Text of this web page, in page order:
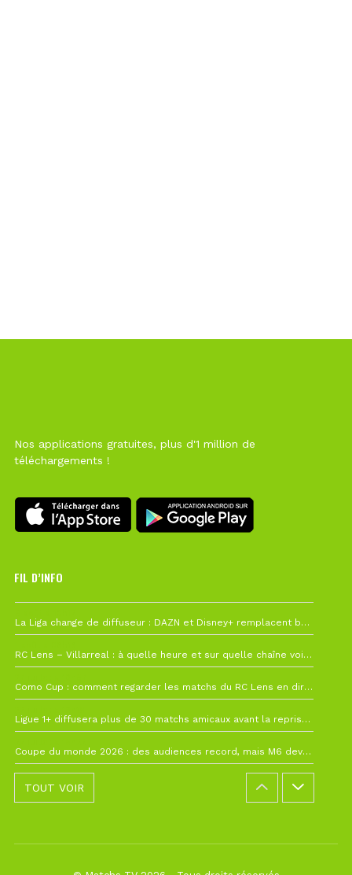
Nos applications gratuites, plus d'1 million de
téléchargements !
FIL D’INFO
La Liga change de diffuseur : DAZN et Disney+ remplacent beIN Sports !
RC Lens – Villarreal : à quelle heure et sur quelle chaîne voir la finale de la Como Cup ?
Como Cup : comment regarder les matchs du RC Lens en direct ?
Ligue 1+ diffusera plus de 30 matchs amicaux avant la reprise de la Ligue 1
Coupe du monde 2026 : des audiences record, mais M6 devrait perdre très gros !
TOUT VOIR